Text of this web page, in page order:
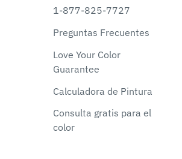
1-877-825-7727
Preguntas Frecuentes
Love Your Color
Guarantee
Calculadora de Pintura
Consulta gratis para el
color